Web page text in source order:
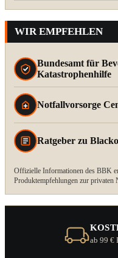
WIR EMPFEHLEN
Bundesamt für
Katastrophenhilfe
Notfallvorsorge
Ratgeber zu
Offizielle Informationen des BBK
Produktempfehlungen zur privaten
ab 99 €